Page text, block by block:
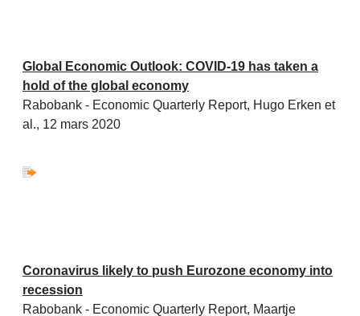
Global Economic Outlook: COVID-19 has taken a
hold of the global economy
Rabobank - Economic Quarterly Report, Hugo Erken et
al., 12 mars 2020
Coronavirus likely to push Eurozone economy into
recession
Rabobank - Economic Quarterly Report, Maartje